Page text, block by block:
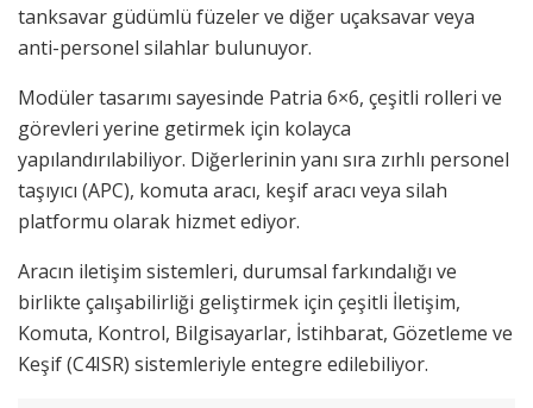
tanksavar güdümlü füzeler ve diğer uçaksavar veya
anti-personel silahlar bulunuyor.
Modüler tasarımı sayesinde Patria 6×6, çeşitli rolleri ve
görevleri yerine getirmek için kolayca
yapılandırılabiliyor. Diğerlerinin yanı sıra zırhlı personel
taşıyıcı (APC), komuta aracı, keşif aracı veya silah
platformu olarak hizmet ediyor.
Aracın iletişim sistemleri, durumsal farkındalığı ve
birlikte çalışabilirliği geliştirmek için çeşitli İletişim,
Komuta, Kontrol, Bilgisayarlar, İstihbarat, Gözetleme ve
Keşif (C4ISR) sistemleriyle entegre edilebiliyor.